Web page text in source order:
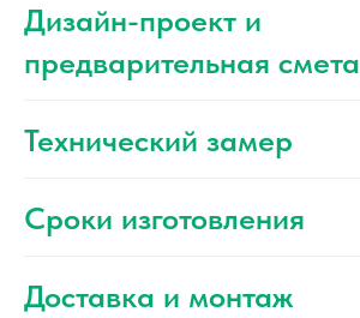
Дизайн-проект и
предварительная смета
Технический замер
Сроки изготовления
Доставка и монтаж